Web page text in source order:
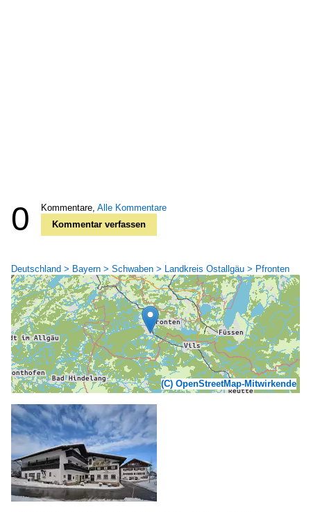
0 Kommentare, Alle Kommentare
Kommentar verfassen
Deutschland > Bayern > Schwaben > Landkreis Ostallgäu > Pfronten
(C) OpenStreetMap-Mitwirkende